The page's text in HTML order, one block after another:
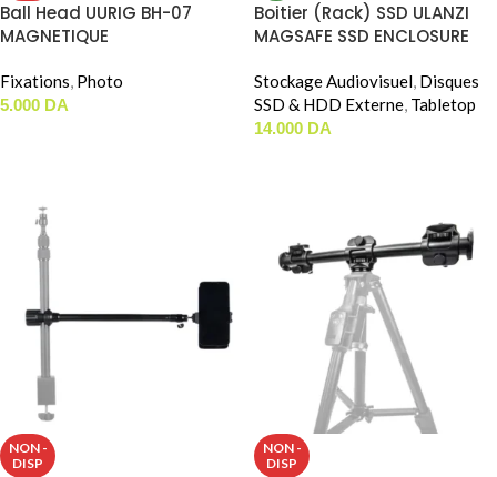
Ball Head UURIG BH-07
MAGNETIQUE
Fixations, Photo
5.000 DA
Boitier (Rack) SSD ULANZI
MAGSAFE SSD ENCLOSURE
Stockage Audiovisuel, Disques
SSD & HDD Externe, Tabletop
14.000 DA
NON -
DISP
NON -
DISP